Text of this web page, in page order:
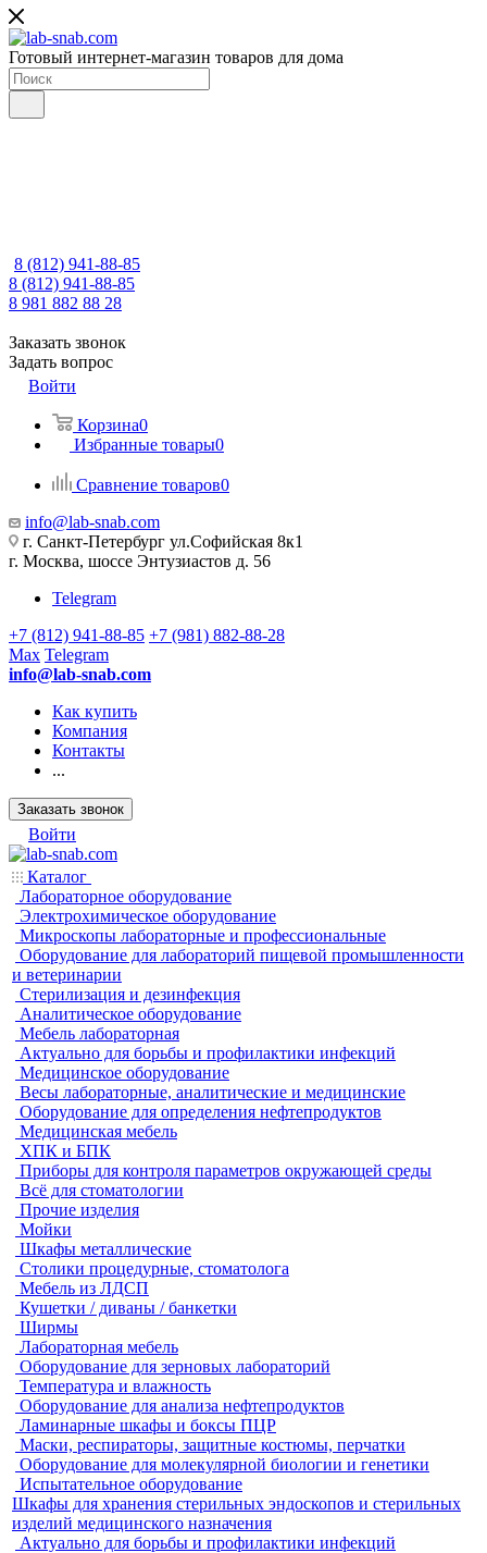
Готовый интернет-магазин товаров для дома
8 (812) 941-88-85
8 (812) 941-88-85
8 981 882 88 28
Заказать звонок
Задать вопрос
Войти
Корзина0
Избранные товары0
Сравнение товаров0
info@lab-snab.com
г. Санкт-Петербург ул.Софийская 8к1
г. Москва, шоссе Энтузиастов д. 56
Telegram
+7 (812) 941-88-85 +7 (981) 882-88-28
Max Telegram
info@lab-snab.com
Как купить
Компания
Контакты
...
Заказать звонок
Войти
Каталог
Лабораторное оборудование
Электрохимическое оборудование
Микроскопы лабораторные и профессиональные
Оборудование для лабораторий пищевой промышленности
и ветеринарии
Стерилизация и дезинфекция
Аналитическое оборудование
Мебель лабораторная
Актуально для борьбы и профилактики инфекций
Медицинское оборудование
Весы лабораторные, аналитические и медицинские
Оборудование для определения нефтепродуктов
Медицинская мебель
ХПК и БПК
Приборы для контроля параметров окружающей среды
Всё для стоматологии
Прочие изделия
Мойки
Шкафы металлические
Столики процедурные, стоматолога
Мебель из ЛДСП
Кушетки / диваны / банкетки
Ширмы
Лабораторная мебель
Оборудование для зерновых лабораторий
Температура и влажность
Оборудование для анализа нефтепродуктов
Ламинарные шкафы и боксы ПЦР
Маски, респираторы, защитные костюмы, перчатки
Оборудование для молекулярной биологии и генетики
Испытательное оборудование
Шкафы для хранения стерильных эндоскопов и стерильных
изделий медицинского назначения
Актуально для борьбы и профилактики инфекций